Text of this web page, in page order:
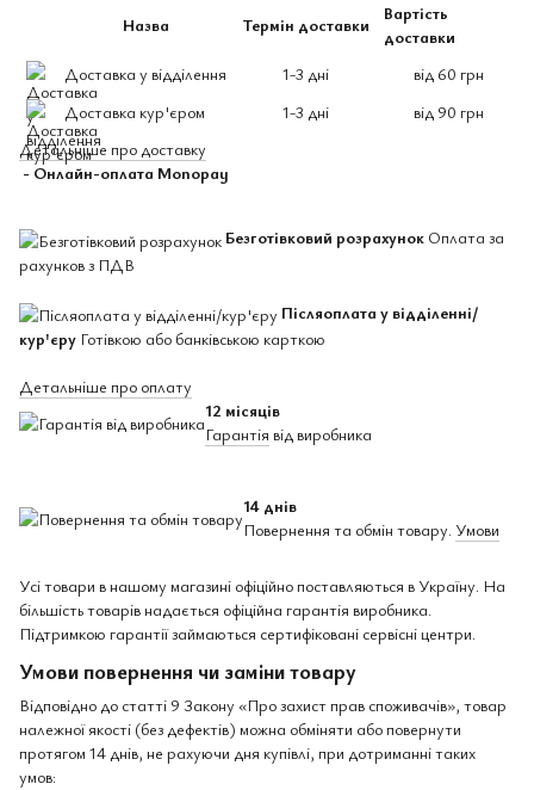
Назва Термін доставки
Вартість
доставки
Доставка у відділення
1-3 дні
від 60 грн
Доставка кур'єром
1-3 дні
від 90 грн
Детальніше про доставку
- Онлайн-оплата Monopay
Безготівковий розрахунок Оплата за
рахунков з ПДВ
Післяоплата у відділенні/
кур'єру Готівкою або банківською карткою
Детальніше про оплату
12 місяців
Гарантія від виробника
14 днів
Повернення та обмін товару. Умови
Усі товари в нашому магазині офіційно поставляються в Україну. На
більшість товарів надається офіційна гарантія виробника.
Підтримкою гарантії займаються сертифіковані сервісні центри.
Умови повернення чи заміни товару
Відповідно до статті 9 Закону «Про захист прав споживачів», товар
належної якості (без дефектів) можна обміняти або повернути
протягом 14 днів, не рахуючи дня купівлі, при дотриманні таких
умов: